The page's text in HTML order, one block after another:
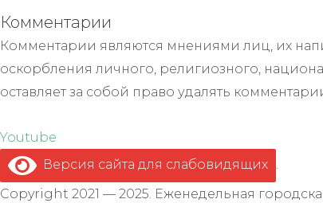
Комментарии
Комментарии являются мнениями лиц, их
оскорбления личного, религиозного,
оставляет за собой право удалять
Youtube
Версия сайта для слабовидящих .
Copyright 2021 — 2025. Еженедельная